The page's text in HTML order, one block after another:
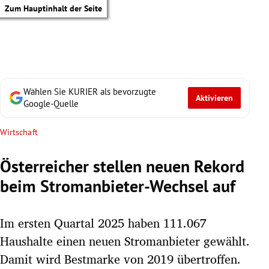
Zum Hauptinhalt der Seite
Untermenü
Wählen Sie KURIER als bevorzugte
Google-Quelle
Aktivieren
Wirtschaft
Österreicher stellen neuen Rekord
beim Stromanbieter-Wechsel auf
Im ersten Quartal 2025 haben 111.067
Haushalte einen neuen Stromanbieter gewählt.
Damit wird Bestmarke von 2019 übertroffen.